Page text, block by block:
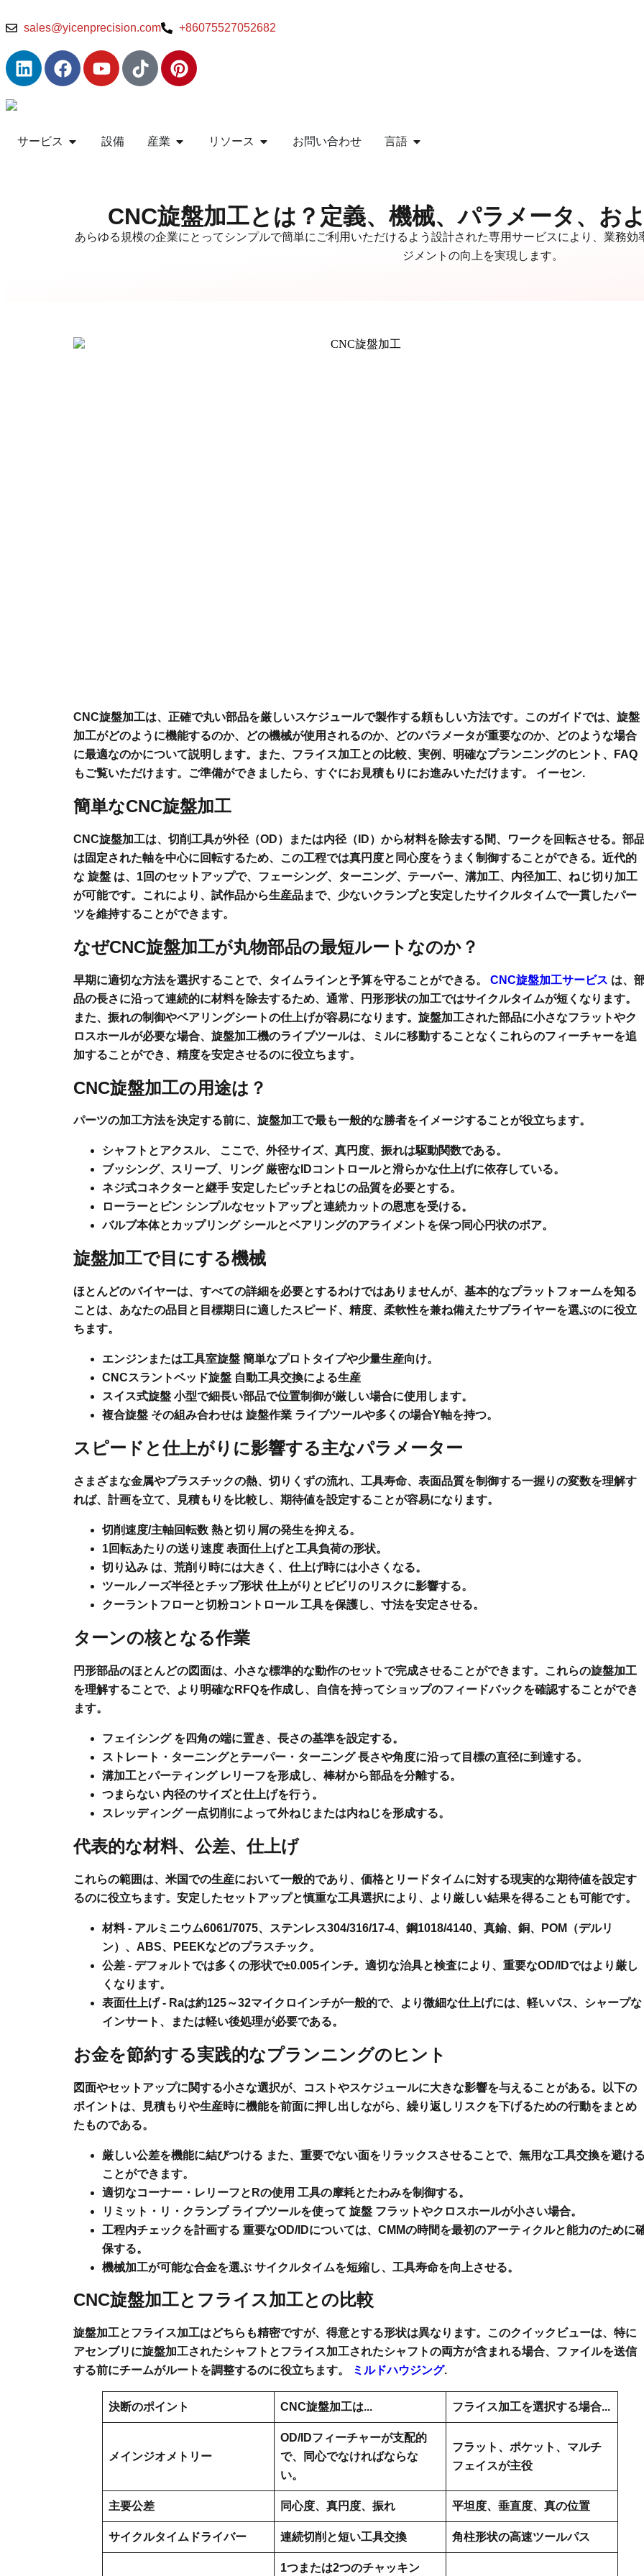
sales@yicenprecision.com +86075527052682
サービス 設備 産業 リソース お問い合わせ 言語
CNC旋盤加工とは？定義、機械、パラメータ、お
あらゆる規模の企業にとってシンプルで簡単にご利用いただけるよう設計された専用サービスにより、業務
ジメントの向上を実現します。
CNC旋盤加工は、正確で丸い部品を厳しいスケジュールで製作する頼もしい方法です。このガイドでは、旋盤
加工がどのように機能するのか、どの機械が使用されるのか、どのパラメータが重要なのか、どのような場合
に最適なのかについて説明します。また、フライス加工との比較、実例、明確なプランニングのヒント、FAQ
もご覧いただけます。ご準備ができましたら、すぐにお見積もりにお進みいただけます。 イーセン.
簡単なCNC旋盤加工
CNC旋盤加工は、切削工具が外径（OD）または内径（ID）から材料を除去する間、ワークを回転させる。部
は固定された軸を中心に回転するため、この工程では真円度と同心度をうまく制御することができる。近代的
な 旋盤 は、1回のセットアップで、フェーシング、ターニング、テーパー、溝加工、内径加工、ねじ切り加工
が可能です。これにより、試作品から生産品まで、少ないクランプと安定したサイクルタイムで一貫したパー
ツを維持することができます。
なぜCNC旋盤加工が丸物部品の最短ルートなのか？
早期に適切な方法を選択することで、タイムラインと予算を守ることができる。 CNC旋盤加工サービス は、
品の長さに沿って連続的に材料を除去するため、通常、円形形状の加工ではサイクルタイムが短くなります。
また、振れの制御やベアリングシートの仕上げが容易になります。旋盤加工された部品に小さなフラットやク
ロスホールが必要な場合、旋盤加工機のライブツールは、ミルに移動することなくこれらのフィーチャーを追
加することができ、精度を安定させるのに役立ちます。
CNC旋盤加工の用途は？
パーツの加工方法を決定する前に、旋盤加工で最も一般的な勝者をイメージすることが役立ちます。
シャフトとアクスル、
ここで、外径サイズ、真円度、振れは駆動関数である。
ブッシング、スリーブ、リング厳密なIDコントロールと滑らかな仕上げに依存している。
ネジ式コネクターと継手 安定したピッチとねじの品質を必要とする。
ローラーとピン シンプルなセットアップと連続カットの恩恵を受ける。
バルブ本体とカップリングシールとベアリングのアライメントを保つ同心円状のボア。
旋盤加工で目にする機械
ほとんどのバイヤーは、すべての詳細を必要とするわけではありませんが、基本的なプラットフォームを知る
ことは、あなたの品目と目標期日に適したスピード、精度、柔軟性を兼ね備えたサプライヤーを選ぶのに役立
ちます。
エンジンまたは工具室旋盤 簡単なプロトタイプや少量生産向け。
CNCスラントベッド旋盤 自動工具交換による生産
スイス式旋盤 小型で細長い部品で位置制御が厳しい場合に使用します。
複合旋盤 その組み合わせは 旋盤作業 ライブツールや多くの場合Y軸を持つ。
スピードと仕上がりに影響する主なパラメーター
さまざまな金属やプラスチックの熱、切りくずの流れ、工具寿命、表面品質を制御する一握りの変数を理解す
れば、計画を立て、見積もりを比較し、期待値を設定することが容易になります。
切削速度/主軸回転数 熱と切り屑の発生を抑える。
1回転あたりの送り速度 表面仕上げと工具負荷の形状。
切り込み は、荒削り時には大きく、仕上げ時には小さくなる。
ツールノーズ半径とチップ形状 仕上がりとビビリのリスクに影響する。
クーラントフローと切粉コントロール工具を保護し、寸法を安定させる。
ターンの核となる作業
円形部品のほとんどの図面は、小さな標準的な動作のセットで完成させることができます。これらの旋盤加工
を理解することで、より明確なRFQを作成し、自信を持ってショップのフィードバックを確認することができ
ます。
フェイシングを四角の端に置き、長さの基準を設定する。
ストレート・ターニングとテーパー・ターニング長さや角度に沿って目標の直径に到達する。
溝加工とパーティングレリーフを形成し、棒材から部品を分離する。
つまらない 内径のサイズと仕上げを行う。
スレッディング一点切削によって外ねじまたは内ねじを形成する。
代表的な材料、公差、仕上げ
これらの範囲は、米国での生産において一般的であり、価格とリードタイムに対する現実的な期待値を設定す
るのに役立ちます。安定したセットアップと慎重な工具選択により、より厳しい結果を得ることも可能です。
材料- アルミニウム6061/7075、ステンレス304/316/17-4、鋼1018/4140、真鍮、銅、POM（デルリ
ン）、ABS、PEEKなどのプラスチック。
公差 - デフォルトでは多くの形状で±0.005インチ。適切な治具と検査により、重要なOD/IDではより厳し
くなります。
表面仕上げ- Raは約125～32マイクロインチが一般的で、より微細な仕上げには、軽いパス、シャープな
インサート、または軽い後処理が必要である。
お金を節約する実践的なプランニングのヒント
図面やセットアップに関する小さな選択が、コストやスケジュールに大きな影響を与えることがある。以下の
ポイントは、見積もりや生産時に機能を前面に押し出しながら、繰り返しリスクを下げるための行動をまとめ
たものである。
厳しい公差を機能に結びつける また、重要でない面をリラックスさせることで、無用な工具交換を避け
ことができます。
適切なコーナー・レリーフとRの使用 工具の摩耗とたわみを制御する。
リミット・リ・クランプライブツールを使って 旋盤 フラットやクロスホールが小さい場合。
工程内チェックを計画する 重要なOD/IDについては、CMMの時間を最初のアーティクルと能力のために
保する。
機械加工が可能な合金を選ぶ サイクルタイムを短縮し、工具寿命を向上させる。
CNC旋盤加工とフライス加工との比較
旋盤加工とフライス加工はどちらも精密ですが、得意とする形状は異なります。このクイックビューは、特に
アセンブリに旋盤加工されたシャフトとフライス加工されたシャフトの両方が含まれる場合、ファイルを送信
する前にチームがルートを調整するのに役立ちます。
ミルドハウジング.
決断のポイント CNC旋盤加工は... フライス加工を選択する場合...
メインジオメトリー
OD/IDフィーチャーが支配的
で、同心でなければならな
い。
フラット、ポケット、マルチ
フェイスが主役
主要公差 同心度、真円度、振れ 平坦度、垂直度、真の位置
サイクルタイムドライバー 連続切削と短い工具交換 角柱形状の高速ツールパス
1つまたは2つのチャッキン